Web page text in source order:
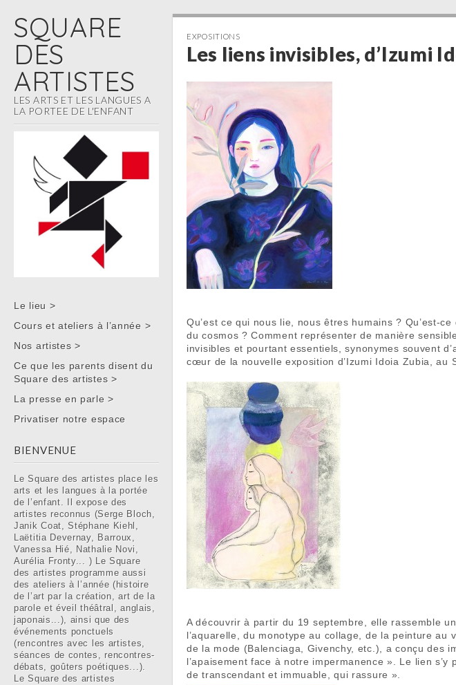
SQUARE
DES
ARTISTES
LES ARTS ET LES LANGUES A
LA PORTEE DE L'ENFANT
Main menu
Skip to content
Le lieu >
Cours et ateliers à l’année >
Nos artistes >
Ce que les parents disent du
Square des artistes >
La presse en parle >
Privatiser notre espace
BIENVENUE
Le Square des artistes place les
arts et les langues à la portée
de l’enfant. Il expose des
artistes reconnus (Serge Bloch,
Janik Coat, Stéphane Kiehl,
Laëtitia Devernay, Barroux,
Vanessa Hié, Nathalie Novi,
Aurélia Fronty... ) Le Square
des artistes programme aussi
des ateliers à l’année (histoire
de l’art par la création, art de la
parole et éveil théâtral, anglais,
japonais...), ainsi que des
événements ponctuels
(rencontres avec les artistes,
séances de contes, rencontres-
débats, goûters poétiques...).
Le Square des artistes
EXPOSITIONS
Les liens invisibles, d’Izumi
Qu’est ce qui nous lie, nous êtres humains ? Qu’est-
du cosmos ? Comment représenter de manière
invisibles et pourtant essentiels, synonymes souvent
cœur de la nouvelle exposition d’Izumi Idoia Zubia, au
A découvrir à partir du 19 septembre, elle rassemble
l’aquarelle, du monotype au collage, de la peinture au
de la mode (Balenciaga, Givenchy, etc.), a conçu des
l’apaisement face à notre impermanence ». Le lien
de transcendant et immuable, qui rassure ».